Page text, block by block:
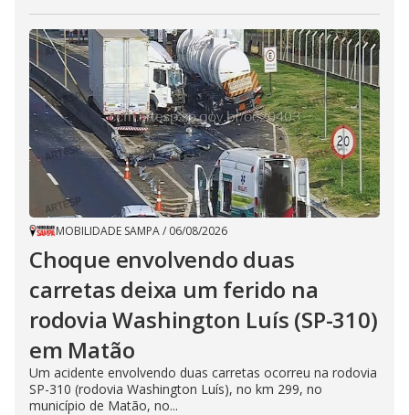
MOBILIDADE SAMPA/ 06/08/2026
Choque envolvendo duas
carretas deixa um ferido na
rodovia Washington Luís (SP-310)
em Matão
Um acidente envolvendo duas carretas ocorreu na rodovia
SP-310 (rodovia Washington Luís), no km 299, no
município de Matão, no...